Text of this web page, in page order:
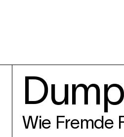
Wie Fremde